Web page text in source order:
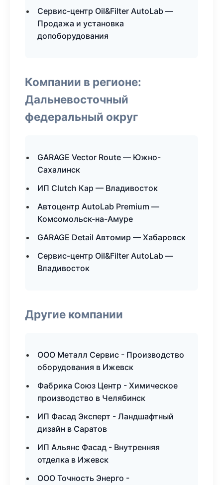
Сервис-центр Oil&Filter AutoLab —
Продажа и установка
допоборудования
Компании в регионе:
Дальневосточный
федеральный округ
GARAGE Vector Route — Южно-
Сахалинск
ИП Clutch Кар — Владивосток
Автоцентр AutoLab Premium —
Комсомольск-на-Амуре
GARAGE Detail Автомир — Хабаровск
Сервис-центр Oil&Filter AutoLab —
Владивосток
Другие компании
ООО Металл Сервис - Производство
оборудования в Ижевск
Фабрика Союз Центр - Химическое
производство в Челябинск
ИП Фасад Эксперт - Ландшафтный
дизайн в Саратов
ИП Альянс Фасад - Внутренняя
отделка в Ижевск
ООО Точность Энерго -